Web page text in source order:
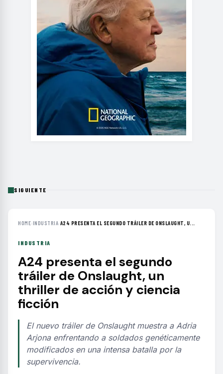
SIGUIENTE
HOME›INDUSTRIA›A24 PRESENTA EL SEGUNDO TRÁILER DE ONSLAUGHT, U...
INDUSTRIA
A24 presenta el segundo
tráiler de Onslaught, un
thriller de acción y ciencia
ficción
El nuevo tráiler de Onslaught muestra a Adria
Arjona enfrentando a soldados genéticamente
modificados en una intensa batalla por la
supervivencia.